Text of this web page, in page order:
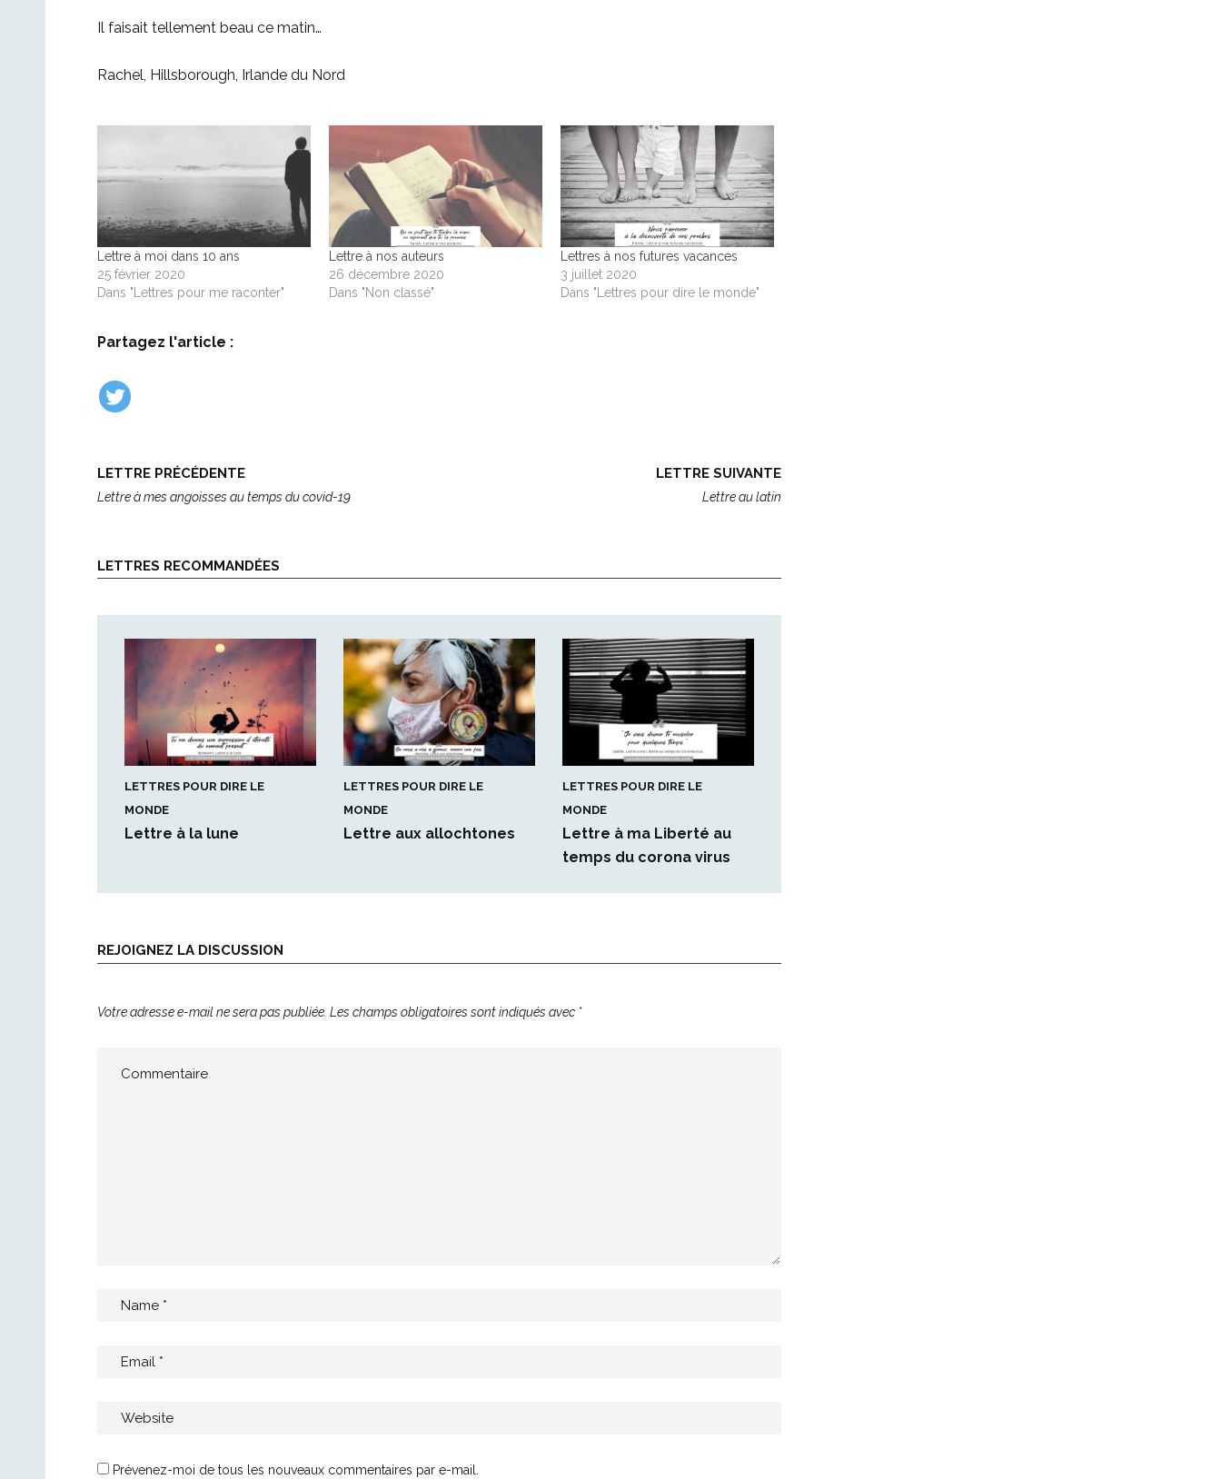
Il faisait tellement beau ce matin…
Rachel, Hillsborough, Irlande du Nord
Lettre à moi dans 10 ans
25 février 2020
Dans "Lettres pour me raconter"
Lettre à nos auteurs
26 décembre 2020
Dans "Non classé"
Lettres à nos futures vacances
3 juillet 2020
Dans "Lettres pour dire le monde"
Partagez l'article :
Post
navigation
LETTRE PRÉCÉDENTE
Lettre à mes angoisses au temps du covid-19
LETTRE SUIVANTE
Lettre au latin
LETTRES RECOMMANDÉES
LETTRES POUR DIRE LE
MONDE
Lettre à la lune
LETTRES POUR DIRE LE
MONDE
Lettre aux allochtones
LETTRES POUR DIRE LE
MONDE
Lettre à ma Liberté au
temps du corona virus
REJOIGNEZ LA DISCUSSION
Votre adresse e-mail ne sera pas publiée. Les champs obligatoires sont indiqués avec *
Prévenez-moi de tous les nouveaux commentaires par e-mail.